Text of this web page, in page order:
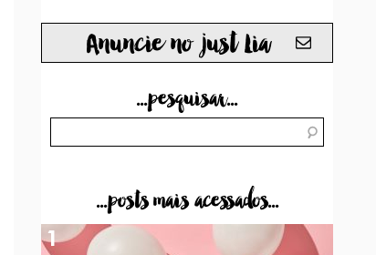
Anuncie no just Lia
...pesquisar...
...posts mais acessados...
1